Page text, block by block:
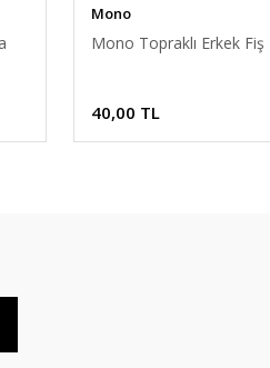
Mono
Mono Topraklı Erkek Fiş
40,00 TL